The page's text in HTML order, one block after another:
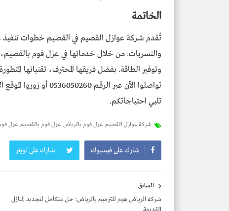
الخاتمة
تُقدم شركة عوازل القصيم في القصيم خطوات تنفيذ
والتسربات. من خلال خدماتها في عزل فوم
وتوفير الطاقة. بفضل فريقها المحترف، تقنياتها
تواصلوا الآن عبر
تلبي احتياجاتكم.
شركة عوازل القصيم عزل فوم بالرياض عزل فوم بالقصيم عزل
شارك على فيسبوك شارك على تويتر
المقالات
السابق
شركة الرياض هوم للترميم بالرياض: حل متكامل لتجديد المنازل